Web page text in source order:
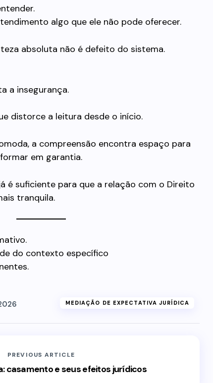
algo que ele não pode oferecer.
absoluta não é defeito do sistema.
a insegurança.
distorce a leitura desde o início.
a compreensão encontra espaço para
em garantia.
é suficiente para que a relação com o Direito
tranquila.
do contexto específico
MEDIAÇÃO DE EXPECTATIVA JURÍDICA
PREVIOUS ARTICLE
casamento e seus efeitos jurídicos